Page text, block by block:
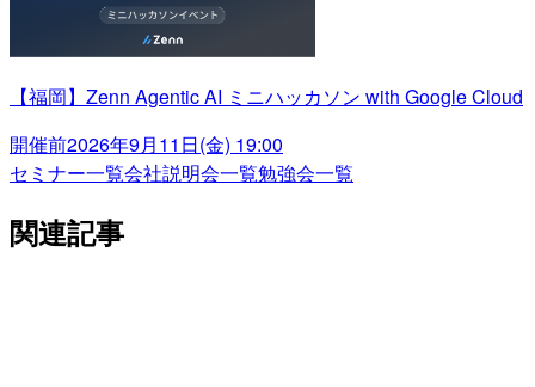
【福岡】Zenn Agentic AI ミニハッカソン with Google Cloud
開催前2026年9月11日(金) 19:00
セミナー一覧会社説明会一覧勉強会一覧
関連記事